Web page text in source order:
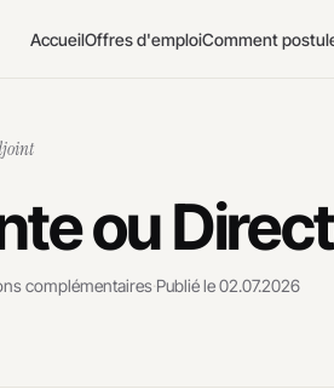
AccueilOffres d'emploiComment
ou
complémentaires·Publié le 02.07.2026